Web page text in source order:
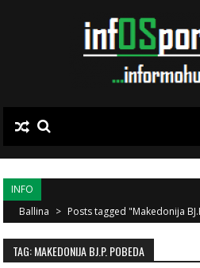
INFO
Ballina > Posts tagged "Makedonija
TAG: MAKEDONIJA BJ.P. POBEDA